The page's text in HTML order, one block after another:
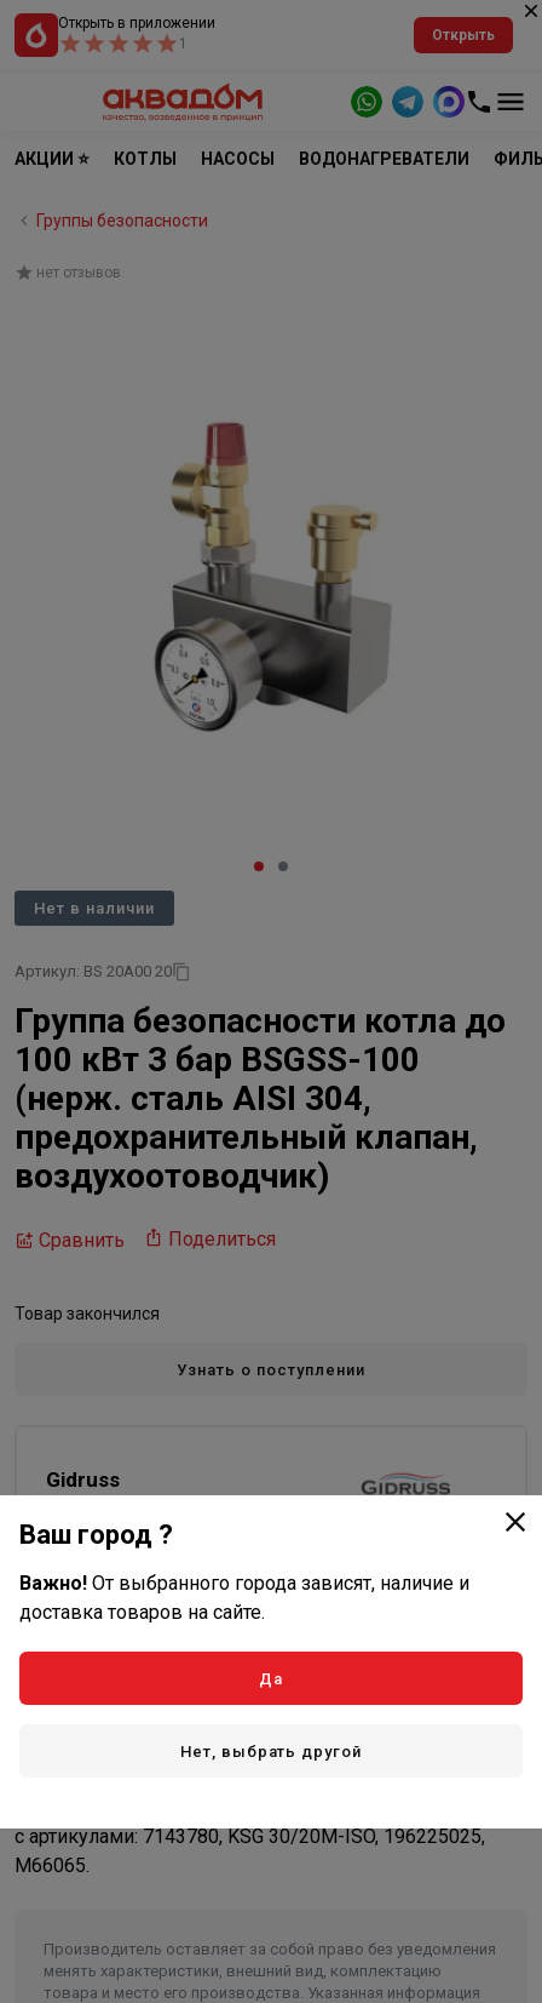
Открыть в приложении
1
Открыть
АКЦИИ ⭐ КОТЛЫ НАСОСЫ ВОДОНАГРЕВАТЕЛИ
Группы безопасности
нет отзывов
Нет в наличии
Артикул: BS 20A00 20
Группа безопасности котла до
100 кВт 3 бар BSGSS-100
(нерж. сталь AISI 304,
предохранительный клапан,
воздухоотоводчик)
Сравнить Поделиться
Товар закончился
Узнать о поступлении
Gidruss
Описание
Группа безопасности необходима для защиты котла и
других элементов системы отопления от 60 до 100 кВт,
рабочего давления. Гарантия на основание 12 лет!
с артикулами: 7143780, KSG 30/20M-ISO, 196225025,
M66065.
Производитель оставляет за собой право без уведомления
менять характеристики, внешний вид, комплектацию
товара и место его производства. Указанная информация
Ваш город ?
Важно! От выбранного города зависят, наличие и
доставка товаров на сайте.
Да
Нет, выбрать другой